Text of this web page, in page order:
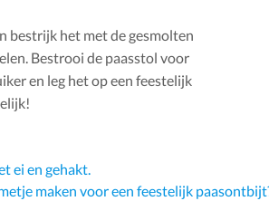
bestrijk het met de gesmolten
Bestrooi de paasstol voor
en leg het op een feestelijk
ei en gehakt.
maken voor een feestelijk